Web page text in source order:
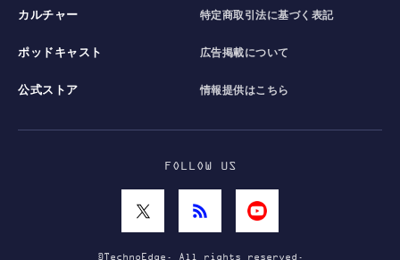
カルチャー
ポッドキャスト
公式ストア
特定商取引法に基づく表記
広告掲載について
情報提供はこちら
FOLLOW US
©TechnoEdge. All rights reserved.